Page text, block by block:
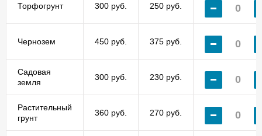
Торфогрунт 300 руб. 250 руб.
Чернозем 450 руб. 375 руб.
Садовая
земля
300 руб. 230 руб.
Растительный
грунт
360 руб. 270 руб.